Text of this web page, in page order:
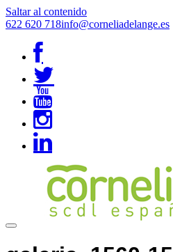
Saltar al contenido
622 620 718info@corneliadelange.es